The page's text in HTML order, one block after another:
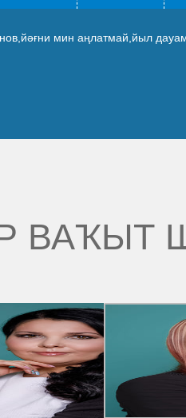
мин аңлатмай,йыл
ВАҠЫТ